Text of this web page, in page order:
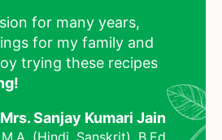
for many years,
for my family and
trying these recipes
Mrs. Sanjay Kumari Jain